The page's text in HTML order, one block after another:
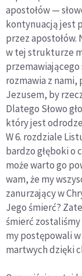
apostołów —
kontynuacją jest
przez apostołów.
w tej strukturze
przemawiającego
rozmawia z nami,
Jezusem, by
Dlatego Słowo
który jest
W 6. rozdziale
bardzo głęboki o
może warto go
wam, że my
zanurzający w
Jego śmierć?
śmierć
my postępowali
martwych dzięki